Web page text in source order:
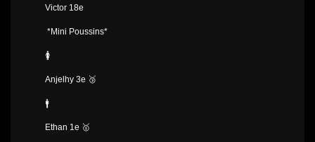
Victor 18e
*Mini Poussins*
🚺
Anjelhy 3e 🥉
🚹
Ethan 1e 🥇